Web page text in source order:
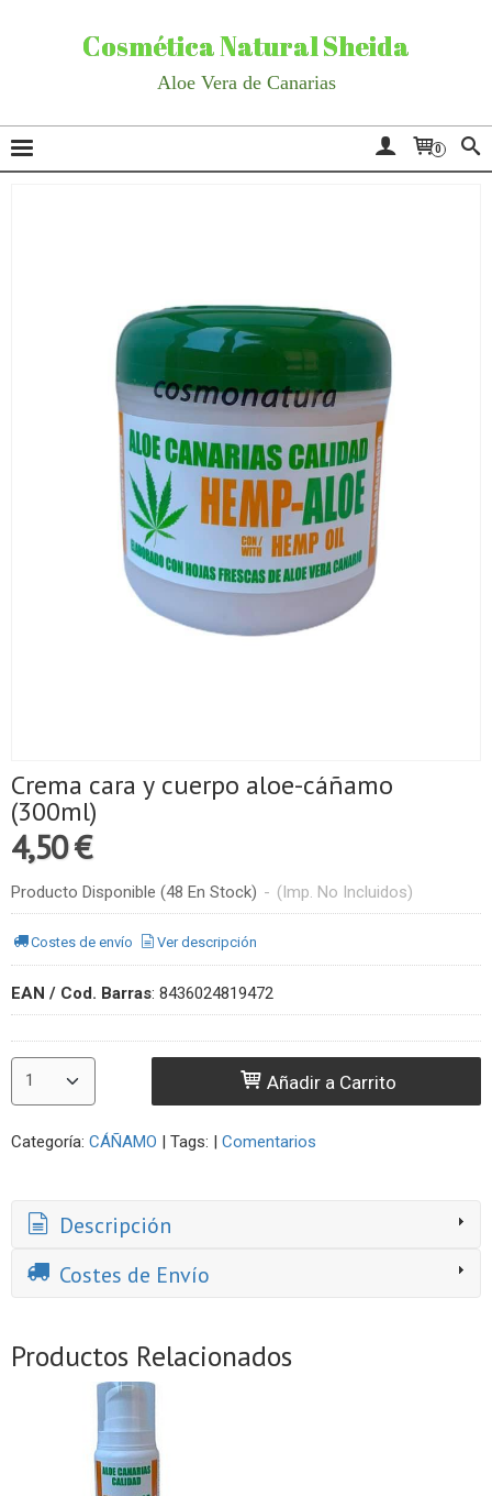
Cosmética Natural Sheida
Aloe Vera de Canarias
0
Crema cara y cuerpo aloe-cáñamo
(300ml)
4,50 €
Producto Disponible (48 En Stock) - (Imp. No Incluidos)
Costes de envío Ver descripción
EAN / Cod. Barras: 8436024819472
Añadir a Carrito
Categoría: CÁÑAMO | Tags: | Comentarios
Descripción
Costes de Envío
Productos Relacionados